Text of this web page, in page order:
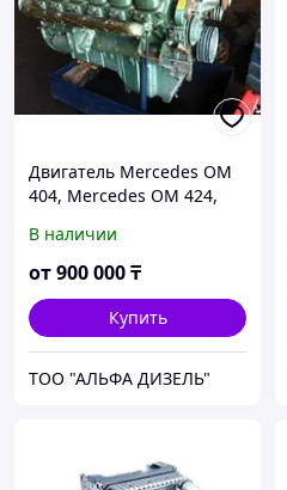
Двигатель Mercedes OM
404, Mercedes OM 424,
В наличии
от900 000₸
Купить
ТОО "АЛЬФА ДИЗЕЛЬ"